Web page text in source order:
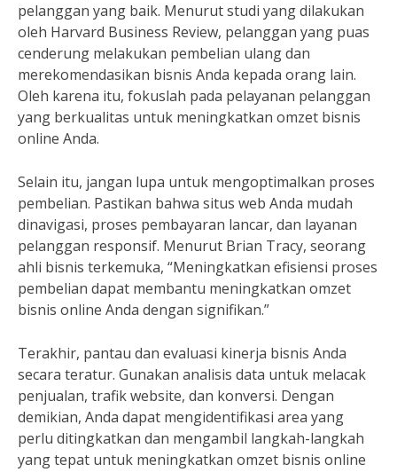
pelanggan yang baik. Menurut studi yang dilakukan
oleh Harvard Business Review, pelanggan yang puas
cenderung melakukan pembelian ulang dan
merekomendasikan bisnis Anda kepada orang lain.
Oleh karena itu, fokuslah pada pelayanan pelanggan
yang berkualitas untuk meningkatkan omzet bisnis
online Anda.
Selain itu, jangan lupa untuk mengoptimalkan proses
pembelian. Pastikan bahwa situs web Anda mudah
dinavigasi, proses pembayaran lancar, dan layanan
pelanggan responsif. Menurut Brian Tracy, seorang
ahli bisnis terkemuka, “Meningkatkan efisiensi proses
pembelian dapat membantu meningkatkan omzet
bisnis online Anda dengan signifikan.”
Terakhir, pantau dan evaluasi kinerja bisnis Anda
secara teratur. Gunakan analisis data untuk melacak
penjualan, trafik website, dan konversi. Dengan
demikian, Anda dapat mengidentifikasi area yang
perlu ditingkatkan dan mengambil langkah-langkah
yang tepat untuk meningkatkan omzet bisnis online